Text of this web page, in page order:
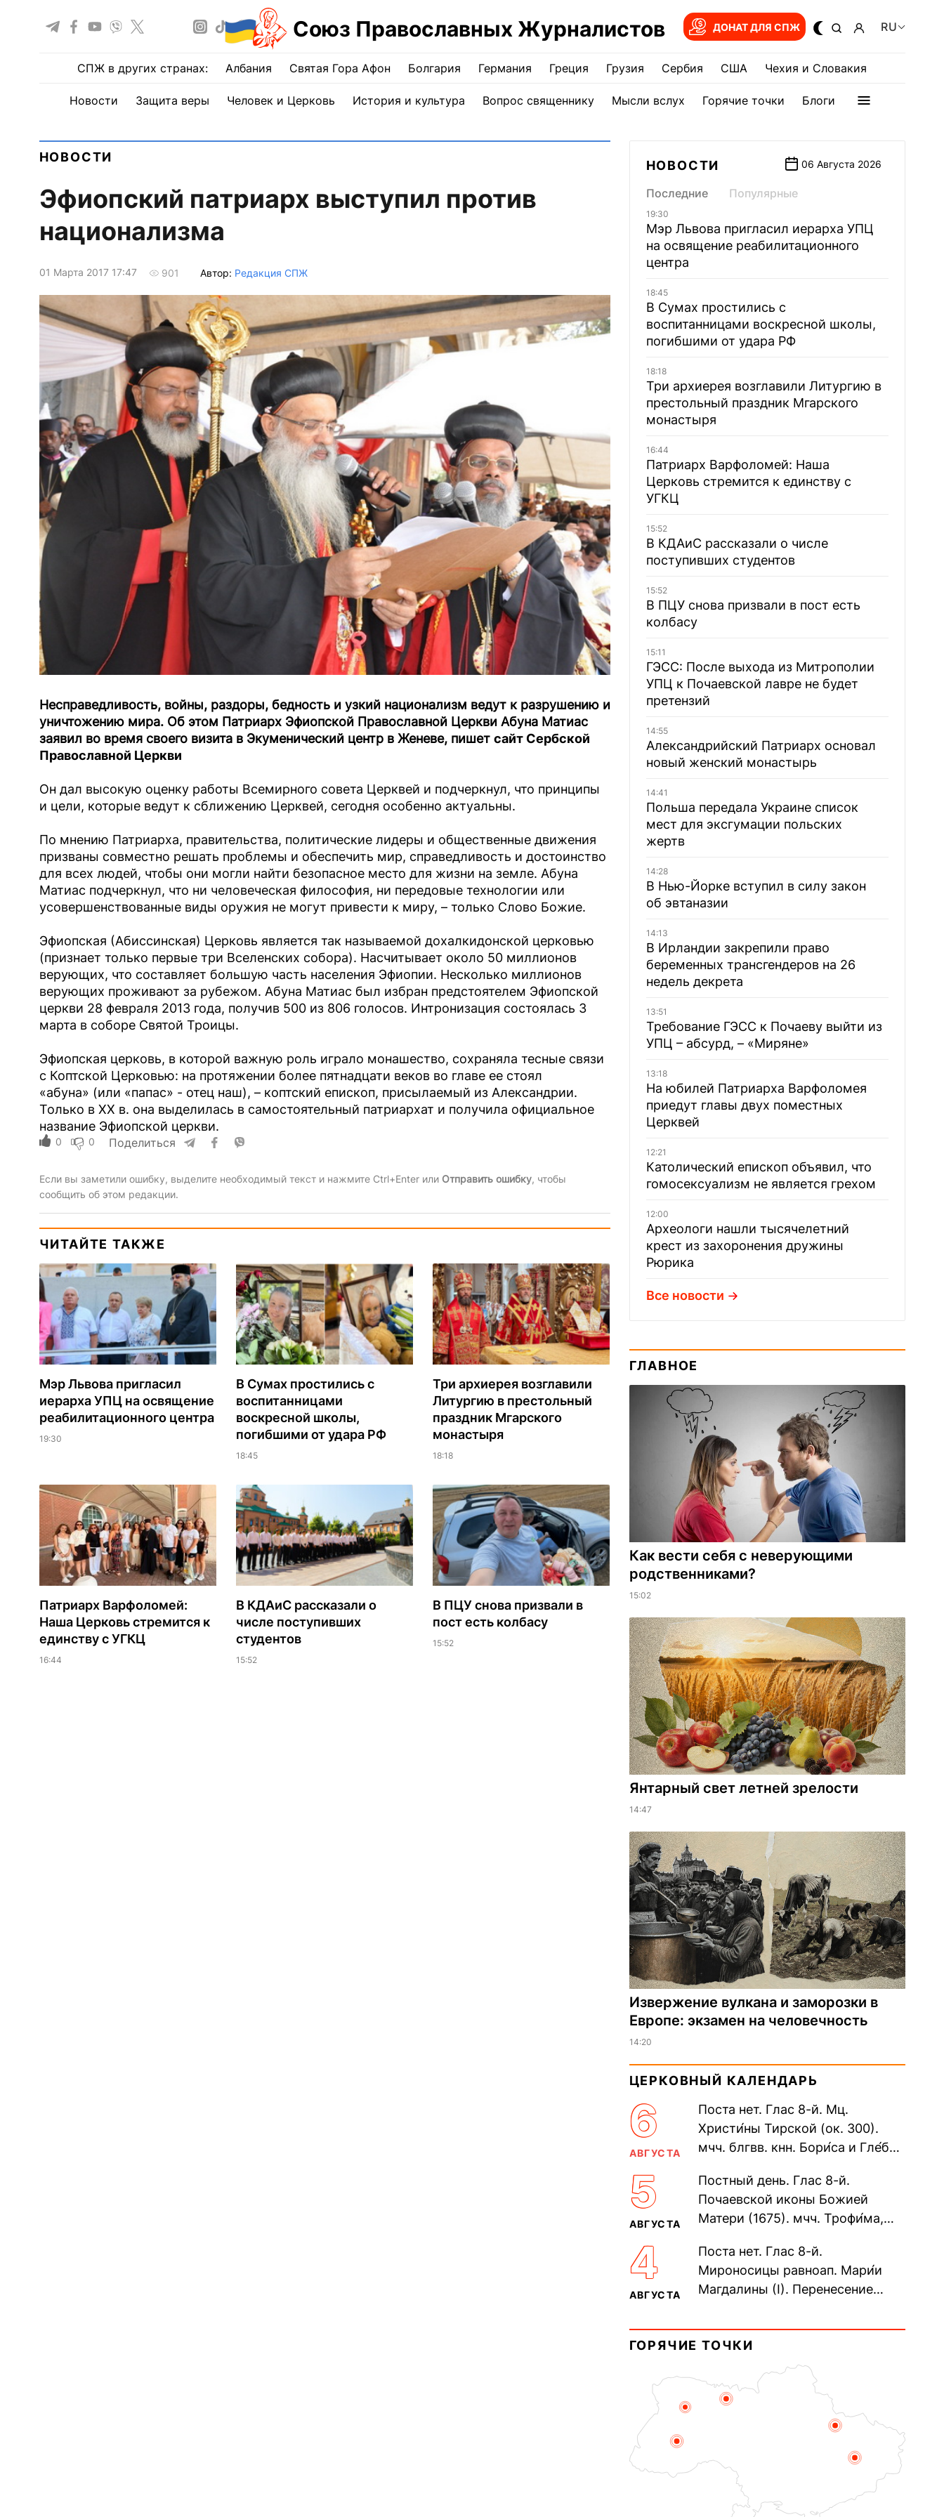
Союз Православных Журналистов ДОНАТ ДЛЯ СПЖ RU
СПЖ в других странах: Албания Святая Гора Афон Болгария Германия Греция Грузия Сербия США Чехия и Словакия
Новости Защита веры Человек и Церковь История и культура Вопрос священнику Мысли вслух Горячие точки Блоги
НОВОСТИ
Эфиопский патриарх выступил против
национализма
01 Марта 2017 17:47 901 Автор: Редакция СПЖ
Несправедливость, войны, раздоры, бедность и узкий национализм ведут к разрушению и
уничтожению мира. Об этом Патриарх Эфиопской Православной Церкви Абуна Матиас
заявил во время своего визита в Экуменический центр в Женеве, пишет сайт Сербской
Православной Церкви
Он дал высокую оценку работы Всемирного совета Церквей и подчеркнул, что принципы
и цели, которые ведут к сближению Церквей, сегодня особенно актуальны.
По мнению Патриарха, правительства, политические лидеры и общественные движения
призваны совместно решать проблемы и обеспечить мир, справедливость и достоинство
для всех людей, чтобы они могли найти безопасное место для жизни на земле. Абуна
Матиас подчеркнул, что ни человеческая философия, ни передовые технологии или
усовершенствованные виды оружия не могут привести к миру, – только Слово Божие.
Эфиопская (Абиссинская) Церковь является так называемой дохалкидонской церковью
(признает только первые три Вселенских собора). Насчитывает около 50 миллионов
верующих, что составляет большую часть населения Эфиопии. Несколько миллионов
верующих проживают за рубежом. Абуна Матиас был избран предстоятелем Эфиопской
церкви 28 февраля 2013 года, получив 500 из 806 голосов. Интронизация состоялась 3
марта в соборе Святой Троицы.
Эфиопская церковь, в которой важную роль играло монашество, сохраняла тесные связи
с Коптской Церковью: на протяжении более пятнадцати веков во главе ее стоял
«абуна» (или «папас» - отец наш), – коптский епископ, присылаемый из Александрии.
Только в XX в. она выделилась в самостоятельный патриархат и получила официальное
название Эфиопской церкви.
0 0 Поделиться
Если вы заметили ошибку, выделите необходимый текст и нажмите Ctrl+Enter или Отправить ошибку, чтобы
сообщить об этом редакции.
ЧИТАЙТЕ ТАКЖЕ
Мэр Львова пригласил
иерарха УПЦ на освящение
реабилитационного центра
19:30
В Сумах простились с
воспитанницами
воскресной школы,
погибшими от удара РФ
18:45
Три архиерея возглавили
Литургию в престольный
праздник Мгарского
монастыря
18:18
Патриарх Варфоломей:
Наша Церковь стремится к
единству с УГКЦ
16:44
В КДАиС рассказали о
числе поступивших
студентов
15:52
В ПЦУ снова призвали в
пост есть колбасу
15:52
НОВОСТИ 06 Августа 2026
Последние Популярные
19:30
Мэр Львова пригласил иерарха УПЦ
на освящение реабилитационного
центра
18:45
В Сумах простились с
воспитанницами воскресной школы,
погибшими от удара РФ
18:18
Три архиерея возглавили Литургию в
престольный праздник Мгарского
монастыря
16:44
Патриарх Варфоломей: Наша
Церковь стремится к единству с
УГКЦ
15:52
В КДАиС рассказали о числе
поступивших студентов
15:52
В ПЦУ снова призвали в пост есть
колбасу
15:11
ГЭСС: После выхода из Митрополии
УПЦ к Почаевской лавре не будет
претензий
14:55
Александрийский Патриарх основал
новый женский монастырь
14:41
Польша передала Украине список
мест для эксгумации польских
жертв
14:28
В Нью-Йорке вступил в силу закон
об эвтаназии
14:13
В Ирландии закрепили право
беременных трансгендеров на 26
недель декрета
13:51
Требование ГЭСС к Почаеву выйти из
УПЦ – абсурд, – «Миряне»
13:18
На юбилей Патриарха Варфоломея
приедут главы двух поместных
Церквей
12:21
Католический епископ объявил, что
гомосексуализм не является грехом
12:00
Археологи нашли тысячелетний
крест из захоронения дружины
Рюрика
Все новости
ГЛАВНОЕ
Как вести себя с неверующими
родственниками?
15:02
Янтарный свет летней зрелости
14:47
Извержение вулкана и заморозки в
Европе: экзамен на человечность
14:20
ЦЕРКОВНЫЙ КАЛЕНДАРЬ
6
АВГУСТА
Поста нет. Глас 8-й. Мц.
Христи́ны Тирской (ок. 300).
мчч. блгвв. кнн. Бори́са и Гле́ба,
Дави́да (1015). Прп....
5
АВГУСТА
Постный день. Глас 8-й.
Почаевской иконы Божией
Матери (1675). мчч. Трофи́ма,
мучеников (284–305). прав.
воина Фео́дора...
4
АВГУСТА
Поста нет. Глас 8-й.
Мироносицы равноап. Мари́и
Магдалины (I). Перенесение
Синопского (403–404). Прп.
Корни́лия...
ГОРЯЧИЕ ТОЧКИ